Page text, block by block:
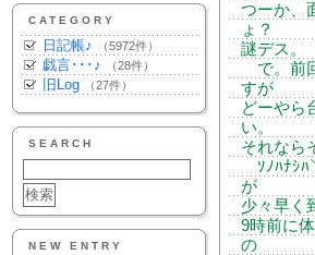
CATEGORY
日記帳♪ （5972件）
戯言･･･♪ （28件）
旧Log （27件）
SEARCH
NEW ENTRY
つーか、
ょ？
謎デス。
で。前
すが
どーやら
い。
それなら
ｿﾉﾊﾅｼﾊ
が
少々早く
9時前に
の